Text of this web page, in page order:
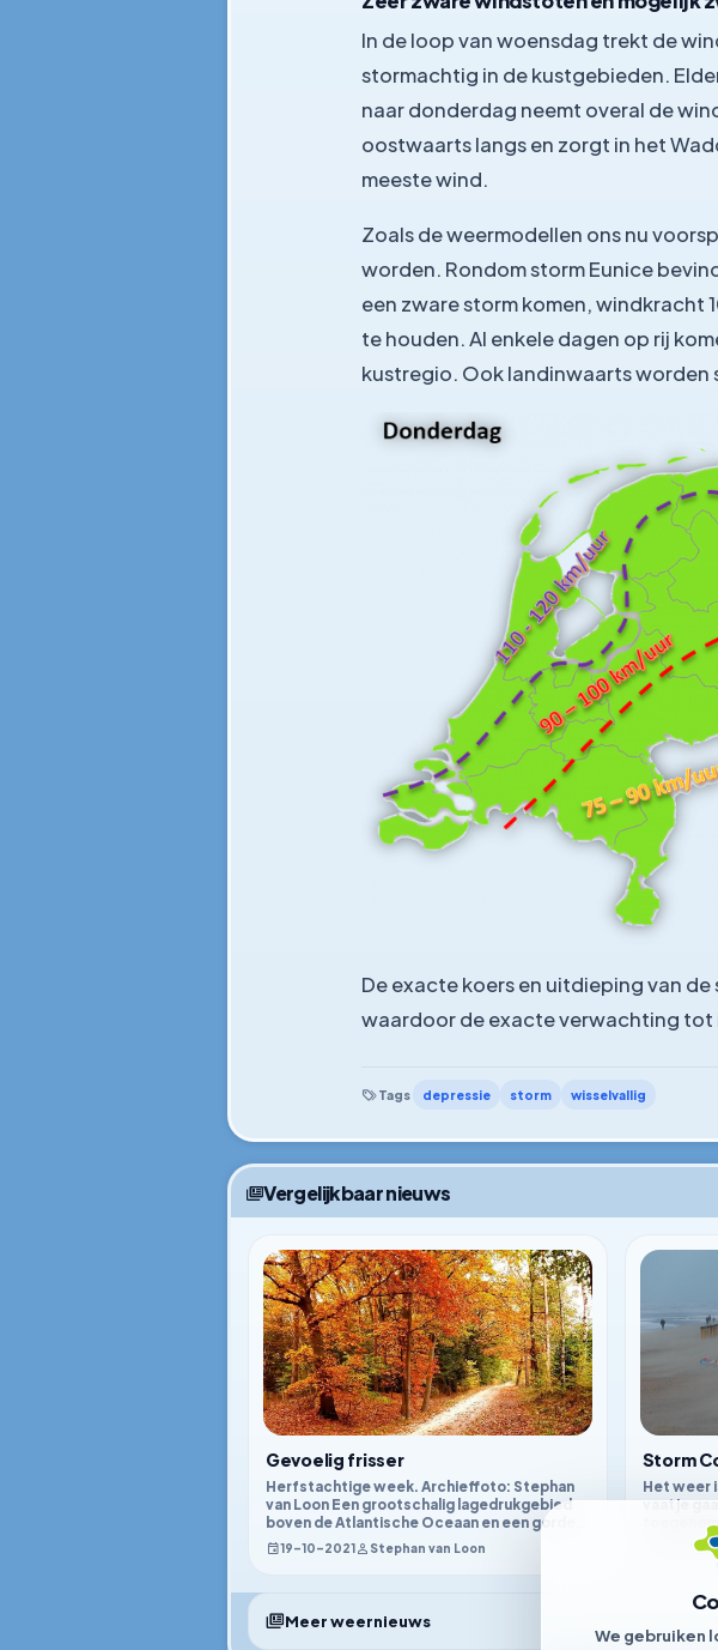
We gebruiken
In de loop van woensdag trekt de
stormachtig in de kustgebieden.
naar donderdag neemt overal de
oostwaarts langs en zorgt in het
meeste wind.
Zoals de weermodellen ons nu
worden. Rondom storm Eunice
een zware storm komen, windkracht
te houden. Al enkele dagen op rij
kustregio. Ook landinwaarts
De exacte koers en uitdieping van
waardoor de exacte verwachting tot
Tags depressie storm wisselvallig
Vergelijkbaar nieuws
Gevoelig frisser
Herfstachtige week. Archieffoto: Stephan
van Loon Een grootschalig lagedrukgebied
boven de Atlantische Oceaan en een gordel
van ho
19–10–2021 Stephan van Loon
Storm
Het weer
vaatje
en lijkt
dat het
storm van
Meer weernieuws